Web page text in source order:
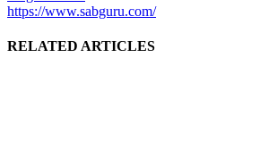
https://www.sabguru.com/
RELATED ARTICLES